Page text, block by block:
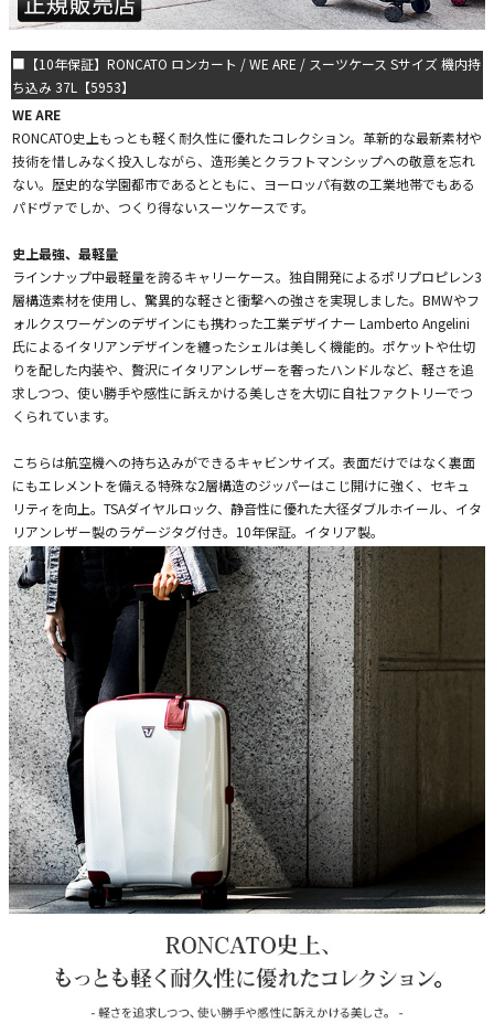
■【10年保証】RONCATO ロンカート / WE ARE / スーツケース Sサイズ 機内持
ち込み 37L【5953】
WE ARE
RONCATO史上もっとも軽く耐久性に優れたコレクション。革新的な最新素材や
技術を惜しみなく投入しながら、造形美とクラフトマンシップへの敬意を忘れ
ない。歴史的な学園都市であるとともに、ヨーロッパ有数の工業地帯でもある
パドヴァでしか、つくり得ないスーツケースです。
史上最強、最軽量
ラインナップ中最軽量を誇るキャリーケース。独自開発によるポリプロピレン3
層構造素材を使用し、驚異的な軽さと衝撃への強さを実現しました。BMWやフ
ォルクスワーゲンのデザインにも携わった工業デザイナー Lamberto Angelini
氏によるイタリアンデザインを纏ったシェルは美しく機能的。ポケットや仕切
りを配した内装や、贅沢にイタリアンレザーを奢ったハンドルなど、軽さを追
求しつつ、使い勝手や感性に訴えかける美しさを大切に自社ファクトリーでつ
くられています。
こちらは航空機への持ち込みができるキャビンサイズ。表面だけではなく裏面
にもエレメントを備える特殊な2層構造のジッパーはこじ開けに強く、セキュ
リティを向上。TSAダイヤルロック、静音性に優れた大径ダブルホイール、イタ
リアンレザー製のラゲージタグ付き。10年保証。イタリア製。